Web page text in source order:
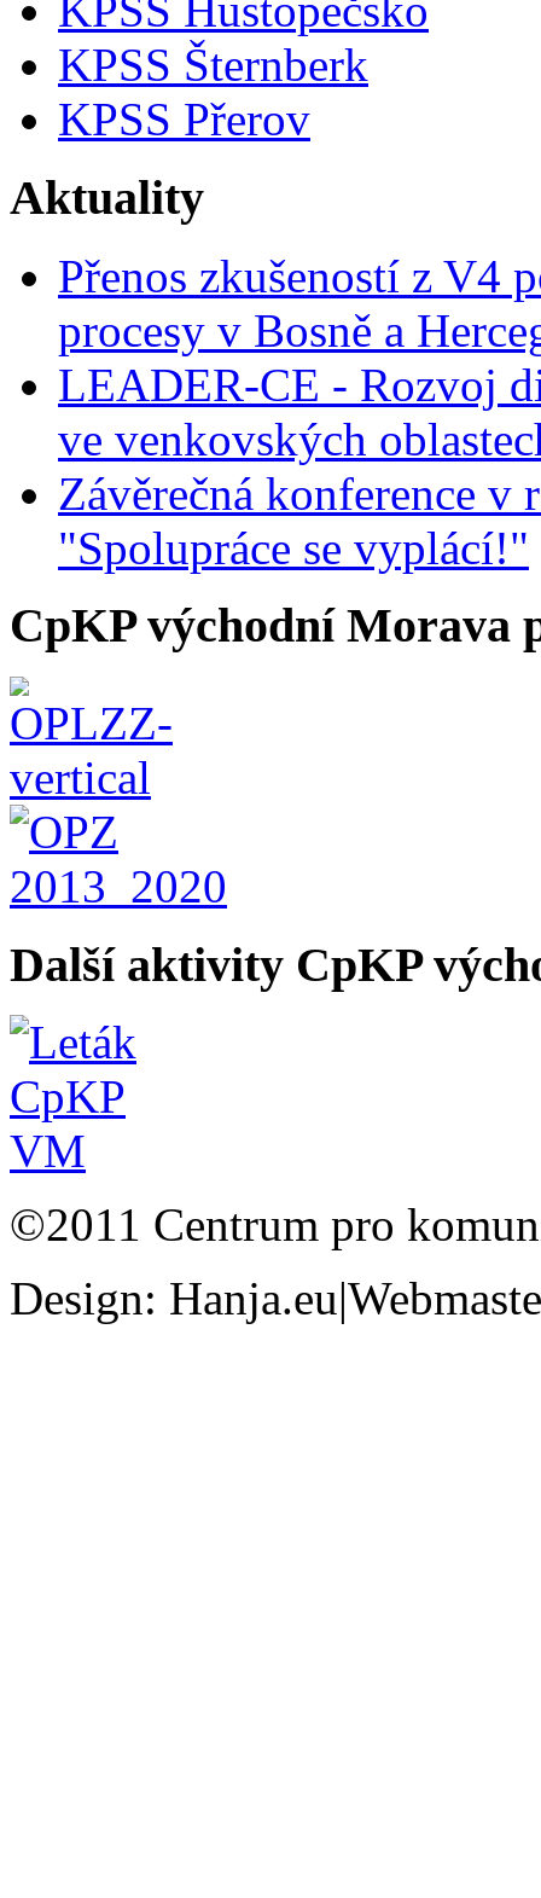
KPSS Hustopečsko
KPSS Šternberk
KPSS Přerov
Aktuality
Přenos zkušeností z V4
procesy v Bosně a
LEADER-CE - Rozvoj
ve venkovských
Závěrečná konference
"Spolupráce se vyplácí!"
CpKP východní Morava
Další aktivity CpKP
©2011 Centrum pro
Design: